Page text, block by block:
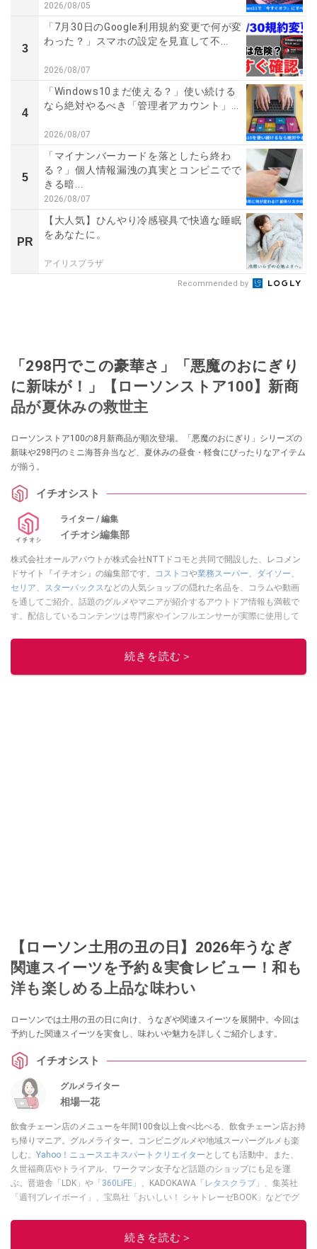
2026/08/05
3
「7月30日のGoogle利用規約変更で何が変
わった？」スマホの設定を見直して不...
2026/08/07
4
「Windows10まだ使える？」使い続ける
なら絶対やるべき「管理者アカウント」...
2026/08/07
5
「マイナンバーカードを落としたら終わ
る？」個人情報漏洩の真実とコンビニでで
きる暗...
2026/08/07
PR
【大人気】ひんやり冷感寝具で快適な睡眠
をあなたに。
アイリスプラザ
Recommended by
「298円でこの豪華さ」「悪魔のおにぎり
に新味が！」【ローソンストア100】新商
品が夏休みの救世主
ローソンストア100の8月新商品が順次登場。「悪魔のおにぎり」シリーズの
新味や298円のミニ海苔弁当など、夏休みの昼食・軽食にぴったりなアイテム
が揃う。
イチオシスト
ライター / 編集
イチオシ編集部
株式会社オールアバウトが株式会社NTTドコモと共同で開設した、レコメン
ドサイト『イチオシ』の編集部です。
コストコや業務スーパー、 ダイソー、
セリア、 スターバックスなどの人気ショップの隠れた名品を、コラムや動画
を通してご紹介。話題のグルメやマニアが紹介するアウトドア情報も満載で
す。配信しているコンテンツは専門家やインフルエンサーが実際に使用して
ニュースでフォロー
続きを読む＞
【ローソン土用の丑の日】2026年うなぎ
関連スイーツを予約＆実食レビュー！和も
洋も楽しめる上品な味わい
ローソンでは土用の丑の日に向け、うなぎや関連スイーツを展開中。今回は
予約した関連スイーツを実食し、味わいや魅力を詳しくご紹介します。
イチオシスト
グルメライター
相場一花
飲食チェーン店のメニューを年間100食以上食べ比べる、飲食チェーン店お持
ち帰りマニア。グルメライター。コンビニグルメや地域スーパーグルメも楽
しむ。 Yahoo！ニュースエキスパートクリエイター としても活動中。また、
久世福商店やトライアル、ワークマン女子など話題のショップにも足を運
ぶ。晋遊舎「LDK」や 「360LiFE」 、KADOKAWA 「レタスクラブ」 、集英社
「週刊プレイボーイ」、宝島社「おいしい！ シャトレーゼBOOK」などでグ
このイチオシストの他の記事を読む
続きを読む＞